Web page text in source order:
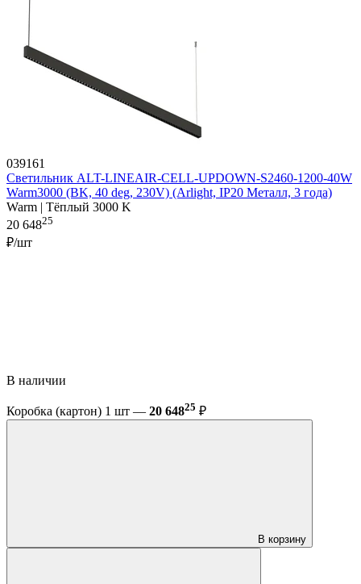
039161
Светильник ALT-LINEAIR-CELL-UPDOWN-S2460-1200-40W
Warm3000 (BK, 40 deg, 230V) (Arlight, IP20 Металл, 3 года)
Warm | Тёплый 3000 K
20 64825
₽/шт
В наличии
Коробка (картон) 1 шт — 20 64825 ₽
В корзину